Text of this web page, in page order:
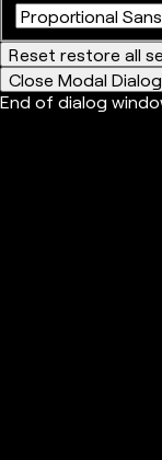
Reset restore all
Close Modal Dialog
End of dialog